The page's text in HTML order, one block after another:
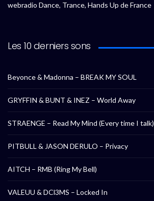
webradio Dance, Trance, Hands Up de France
Les 10 derniers sons
Beyonce & Madonna – BREAK MY SOUL
GRYFFIN & BUNT & INEZ – World Away
STRAENGE – Read My Mind (Every time I talk)
PITBULL & JASON DERULO – Privacy
AITCH – RMB (Ring My Bell)
VALEUU & DCl3MS – Locked In